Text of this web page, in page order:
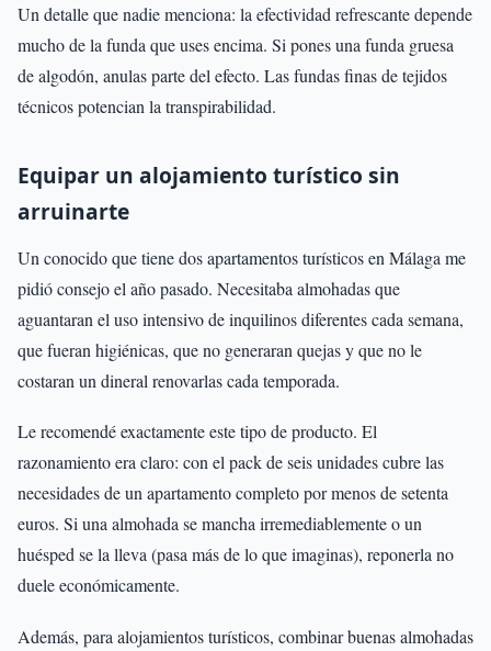
Un detalle que nadie menciona: la efectividad refrescante depende
mucho de la funda que uses encima. Si pones una funda gruesa
de algodón, anulas parte del efecto. Las fundas finas de tejidos
técnicos potencian la transpirabilidad.
Equipar un alojamiento turístico sin
arruinarte
Un conocido que tiene dos apartamentos turísticos en Málaga me
pidió consejo el año pasado. Necesitaba almohadas que
aguantaran el uso intensivo de inquilinos diferentes cada semana,
que fueran higiénicas, que no generaran quejas y que no le
costaran un dineral renovarlas cada temporada.
Le recomendé exactamente este tipo de producto. El
razonamiento era claro: con el pack de seis unidades cubre las
necesidades de un apartamento completo por menos de setenta
euros. Si una almohada se mancha irremediablemente o un
huésped se la lleva (pasa más de lo que imaginas), reponerla no
duele económicamente.
Además, para alojamientos turísticos, combinar buenas almohadas